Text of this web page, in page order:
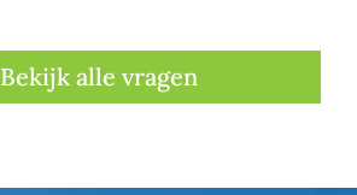
Bekijk alle vragen